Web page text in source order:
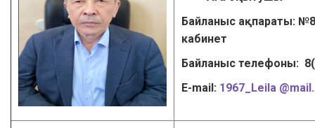
Байланыс ақпараты:
кабинет
Байланыс телефоны:
Е-mail: 1967_Leila